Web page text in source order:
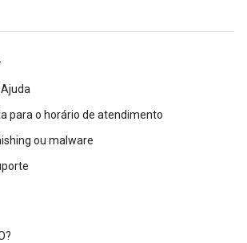
para o horário de atendimento
ou malware